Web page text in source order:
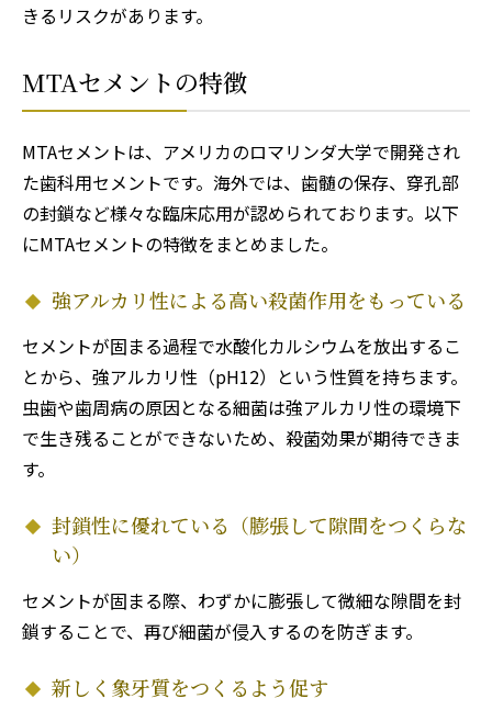
きるリスクがあります。
MTAセメントの特徴
MTAセメントは、アメリカのロマリンダ大学で開発され
た歯科用セメントです。海外では、歯髄の保存、穿孔部
の封鎖など様々な臨床応用が認められております。以下
にMTAセメントの特徴をまとめました。
強アルカリ性による高い殺菌作用をもっている
セメントが固まる過程で水酸化カルシウムを放出するこ
とから、強アルカリ性（pH12）という性質を持ちます。
虫歯や歯周病の原因となる細菌は強アルカリ性の環境下
で生き残ることができないため、殺菌効果が期待できま
す。
封鎖性に優れている（膨張して隙間をつくらな
い）
セメントが固まる際、わずかに膨張して微細な隙間を封
鎖することで、再び細菌が侵入するのを防ぎます。
新しく象牙質をつくるよう促す